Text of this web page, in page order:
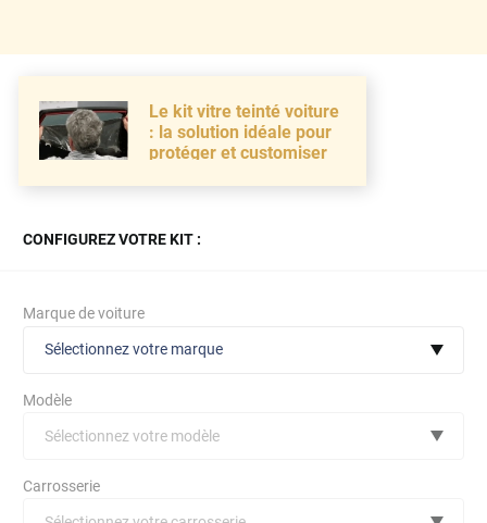
Le kit vitre teinté voiture
: la solution idéale pour
protéger et customiser
CONFIGUREZ VOTRE KIT :
Marque de voiture
Sélectionnez votre marque
Modèle
Sélectionnez votre modèle
Carrosserie